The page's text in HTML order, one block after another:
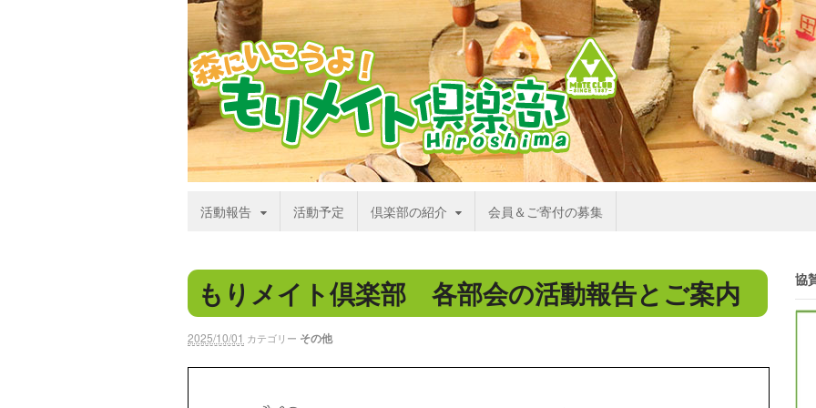
活動報告 活動予定 倶楽部の紹介 会員＆ご寄付の募集
もりメイト倶楽部 各部会の活動報告とご案内
2025/10/01 カテゴリー その他
協